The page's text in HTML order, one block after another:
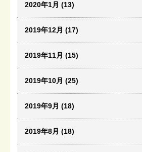
2020年1月 (13)
2019年12月 (17)
2019年11月 (15)
2019年10月 (25)
2019年9月 (18)
2019年8月 (18)